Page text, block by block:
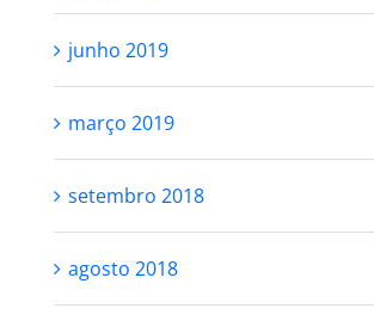
junho 2019
março 2019
setembro 2018
agosto 2018